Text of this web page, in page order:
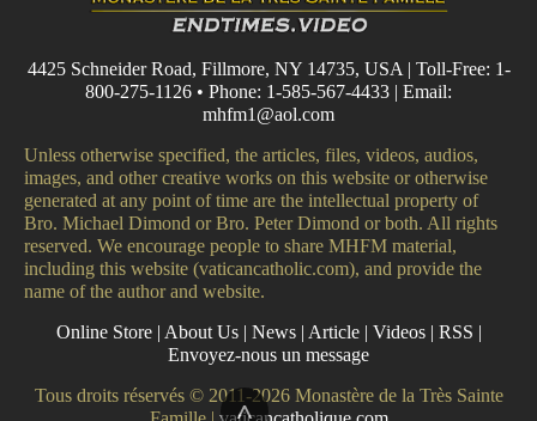
4425 Schneider Road, Fillmore, NY 14735, USA | Toll-Free: 1-
800-275-1126 • Phone: 1-585-567-4433 | Email:
mhfm1@aol.com
Unless otherwise specified, the articles, files, videos, audios,
images, and other creative works on this website or otherwise
generated at any point of time are the intellectual property of
Bro. Michael Dimond or Bro. Peter Dimond or both. All rights
reserved. We encourage people to share MHFM material,
including this website (vaticancatholic.com), and provide the
name of the author and website.
Online Store| About Us| News| Article| Videos| RSS |
Envoyez-nous un message
Tous droits réservés © 2011-2026 Monastère de la Très Sainte